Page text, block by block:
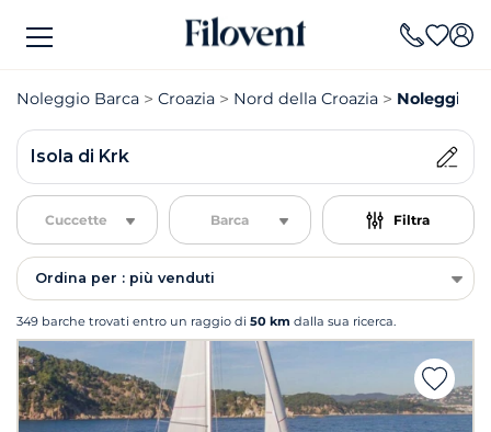
Noleggio Barca Croazia Nord della Croazia Noleggio
Isola di Krk
Cuccette Barca Filtra
Ordina per : più venduti
349 barche trovati entro un raggio di 50 km dalla sua ricerca.